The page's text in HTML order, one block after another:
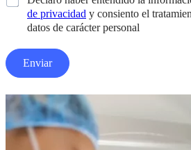
l
a
d
e
v
de privacidad y consiento el
datos de carácter personal
Enviar